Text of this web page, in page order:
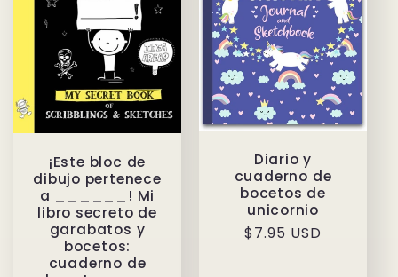
¡Este bloc de
dibujo pertenece
a ______! Mi
libro secreto de
garabatos y
bocetos:
cuaderno de
Diario y
cuaderno de
bocetos de
unicornio
Precio
$7.95 USD